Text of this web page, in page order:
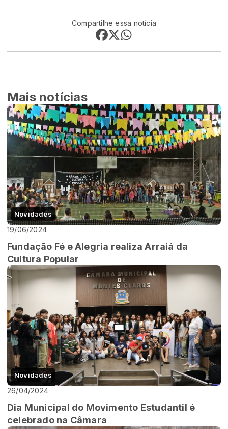
Compartilhe essa notícia
Mais notícias
Novidades
19/06/2024
Fundação Fé e Alegria realiza Arraiá da
Cultura Popular
Novidades
26/04/2024
Dia Municipal do Movimento Estudantil é
celebrado na Câmara